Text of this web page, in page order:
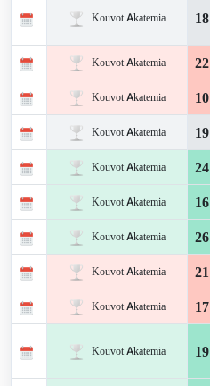
Kouvot Akatemia 18
Kouvot Akatemia 22
Kouvot Akatemia 10
Kouvot Akatemia 19
Kouvot Akatemia 24
Kouvot Akatemia 16
Kouvot Akatemia 26
Kouvot Akatemia 21
Kouvot Akatemia 17
Kouvot Akatemia 19